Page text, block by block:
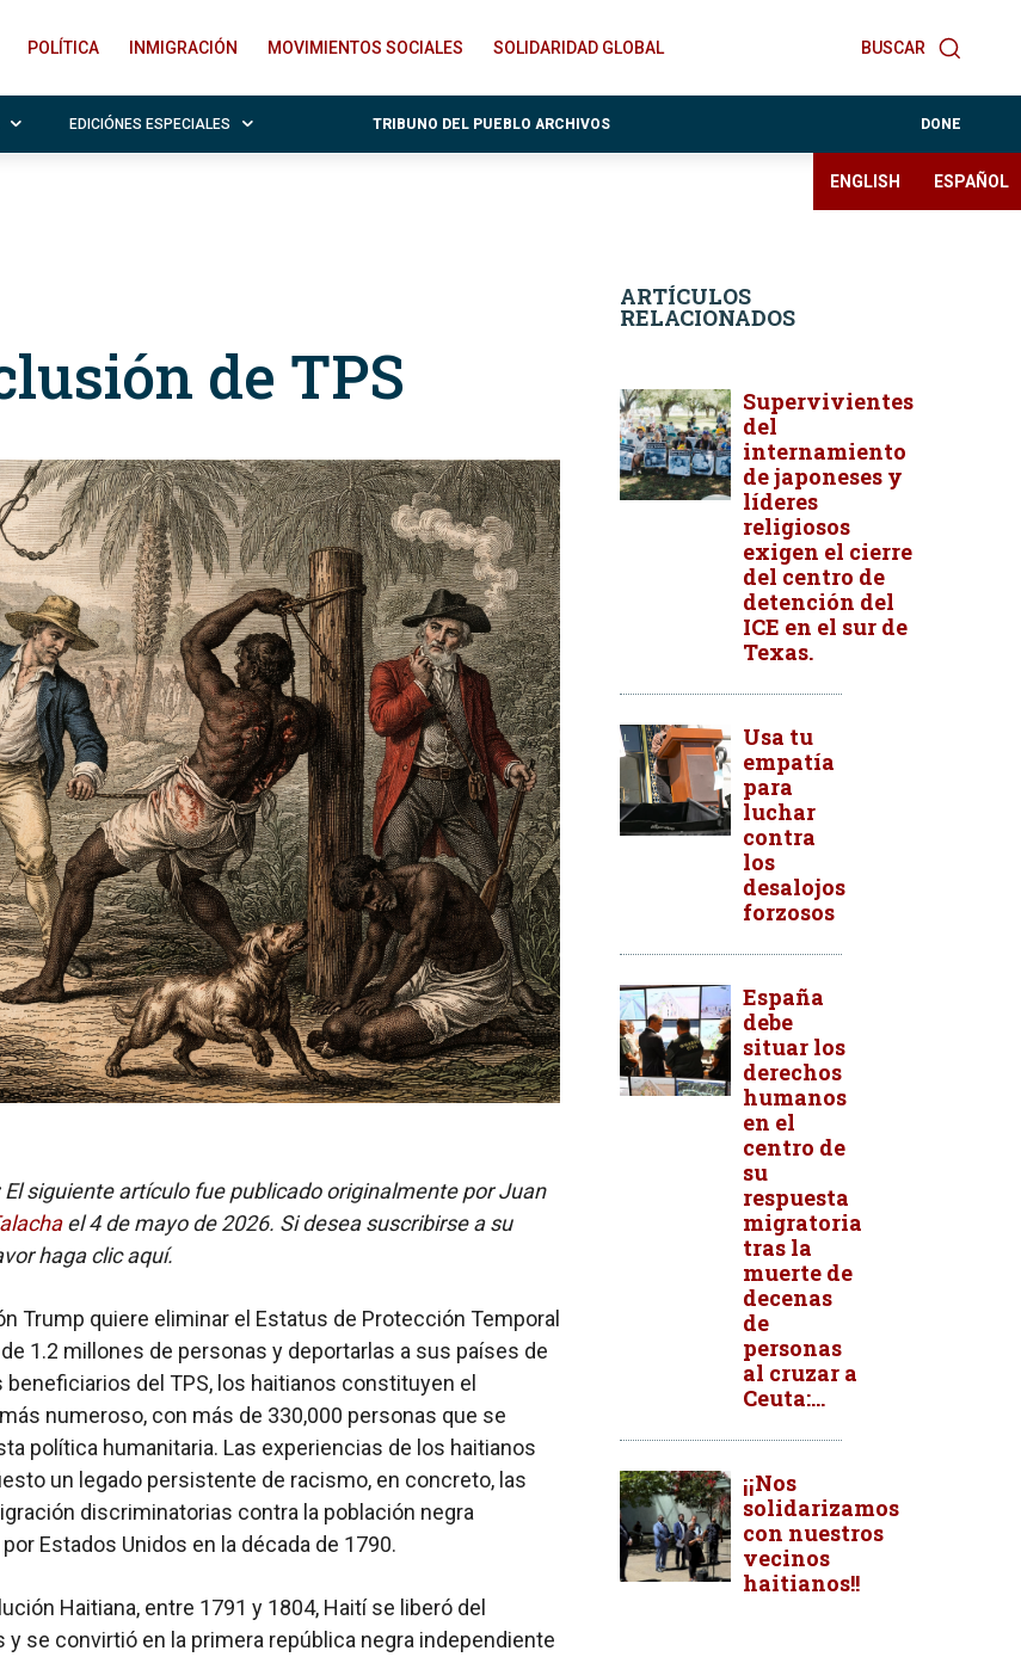
BUSCAR
POLÍTICA INMIGRACIÓN MOVIMIENTOS SOCIALES SOLIDARIDAD GLOBAL
EDICIÓNES ESPECIALES TRIBUNO DEL PUEBLO ARCHIVOS DONE
ENGLISH ESPAÑOL
de TPS
El siguiente artículo fue publicado originalmente por Juan
el 4 de mayo de 2026. Si desea suscribirse a su
haga clic aquí.
Trump quiere eliminar el Estatus de Protección Temporal
1.2 millones de personas y deportarlas a sus países de
beneficiarios del TPS, los haitianos constituyen el
numeroso, con más de 330,000 personas que se
política humanitaria. Las experiencias de los haitianos
un legado persistente de racismo, en concreto, las
discriminatorias contra la población negra
Estados Unidos en la década de 1790.
Haitiana, entre 1791 y 1804, Haití se liberó del
y se convirtió en la primera república negra independiente
ARTÍCULOS
RELACIONADOS
Supervivientes
del
internamiento
de japoneses y
líderes
religiosos
exigen el cierre
del centro de
detención del
ICE en el sur de
Texas.
Usa tu
empatía
para
luchar
contra
los
desalojos
forzosos
España
debe
situar los
derechos
humanos
en el
centro de
su
respuesta
migratoria
tras la
muerte de
decenas
de
personas
al cruzar a
Ceuta:...
¡¡Nos
solidarizamos
con nuestros
vecinos
haitianos!!